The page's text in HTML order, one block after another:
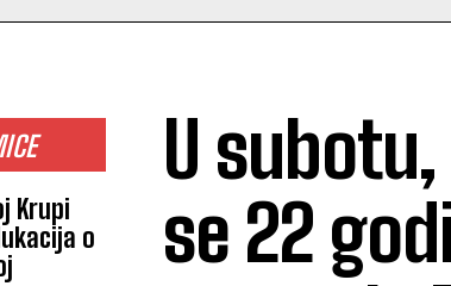
Krupi
o
U subotu,
se 22